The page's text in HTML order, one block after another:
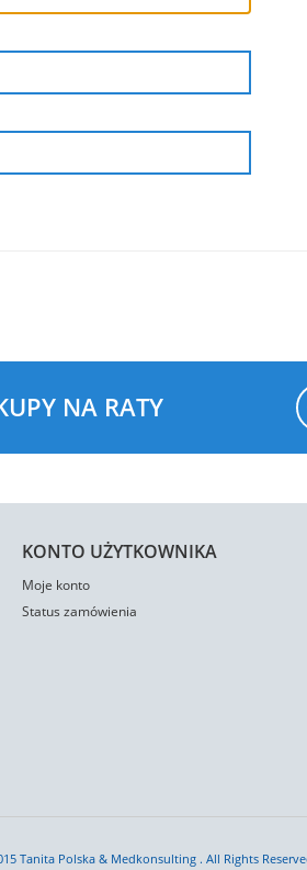
NA RATY
KONTO UŻYTKOWNIKA
Moje konto
Status zamówienia
Tanita Polska & Medkonsulting . All Rights